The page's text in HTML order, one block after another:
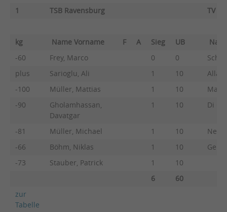
1 TSB Ravensburg TV
kg Name Vorname F A Sieg UB
-60
Frey, Marco 0 0
plus
Sarioglu, Ali 1 10
-100
Müller, Mattias 1 10
-90
Gholamhassan,
Davatgar
1 10 Di
-81 Müller, Michael 1 10
-66
Böhm, Niklas 1 10
-73
Stauber, Patrick 1
10
6
60
zur
Tabelle